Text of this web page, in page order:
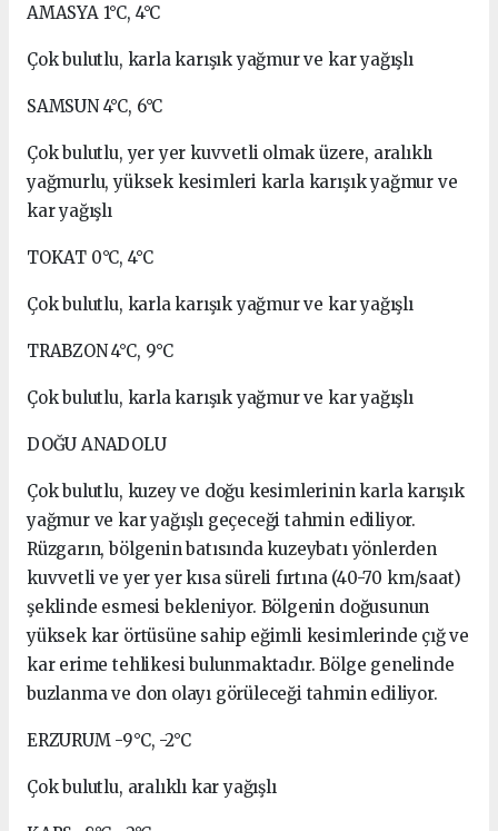
AMASYA 1°C, 4°C
Çok bulutlu, karla karışık yağmur ve kar yağışlı
SAMSUN 4°C, 6°C
Çok bulutlu, yer yer kuvvetli olmak üzere, aralıklı
yağmurlu, yüksek kesimleri karla karışık yağmur ve
kar yağışlı
TOKAT 0°C, 4°C
Çok bulutlu, karla karışık yağmur ve kar yağışlı
TRABZON 4°C, 9°C
Çok bulutlu, karla karışık yağmur ve kar yağışlı
DOĞU ANADOLU
Çok bulutlu, kuzey ve doğu kesimlerinin karla karışık
yağmur ve kar yağışlı geçeceği tahmin ediliyor.
Rüzgarın, bölgenin batısında kuzeybatı yönlerden
kuvvetli ve yer yer kısa süreli fırtına (40-70 km/saat)
şeklinde esmesi bekleniyor. Bölgenin doğusunun
yüksek kar örtüsüne sahip eğimli kesimlerinde çığ ve
kar erime tehlikesi bulunmaktadır. Bölge genelinde
buzlanma ve don olayı görüleceği tahmin ediliyor.
ERZURUM -9°C, -2°C
Çok bulutlu, aralıklı kar yağışlı